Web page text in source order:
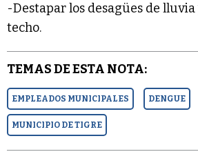
-Destapar los desagües de
techo.
TEMAS DE ESTA NOTA:
EMPLEADOS MUNICIPALES DENGUE
MUNICIPIO DE TIGRE